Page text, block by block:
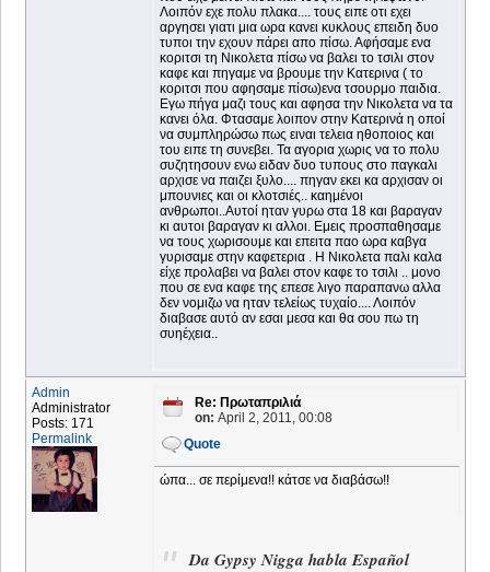
Λοιπόν εχε πολυ πλακα.... τους ειπε οτι εχει
αργησει γιατι μια ωρα κανει κυκλους επειδη δυο
τυποι την εχουν πάρει απο πίσω. Αφήσαμε ενα
κοριτσι τη Νικολετα πίσω να βαλει το τσιλι στον
καφε και πηγαμε να βρουμε την Κατερινα ( το
κοριτσι που αφησαμε πίσω)ενα τσουρμο παιδια.
Εγω πήγα μαζι τους και αφησα την Νικολετα να τα
κανει όλα. Φτασαμε λοιπον στην Κατερινά η οποί
να συμπληρώσω πως ειναι τελεια ηθοποιος και
του ειπε τη συνεβει. Τα αγορια χωρις να το πολυ
συζητησουν ενω ειδαν δυο τυπους στο παγκαλι
αρχισε να παιζει ξυλο.... πηγαν εκει κα αρχισαν οι
μπουνιες και οι κλοτσιές.. καημένοι
ανθρωποι..Αυτοί ηταν γυρω στα 18 και βαραγαν
κι αυτοι βαραγαν κι αλλοι. Εμεις προσπαθησαμε
να τους χωρισουμε και επειτα παο ωρα καβγα
γυρισαμε στην καφετερια . Η Νικολετα παλι καλα
είχε προλαβει να βαλει στον καφε το τσιλι .. μονο
που σε ενα καφε της επεσε λιγο παραπανω αλλα
δεν νομιζω να ηταν τελείως τυχαίο.... Λοιπόν
διαβασε αυτό αν εσαι μεσα και θα σου πω τη
συηέχεια..
Admin
Administrator
Posts: 171
Permalink
Re: Πρωταπριλιά
on: April 2, 2011, 00:08
Quote
ώπα... σε περίμενα!! κάτσε να διαβάσω!!
Da Gypsy Nigga habla Español